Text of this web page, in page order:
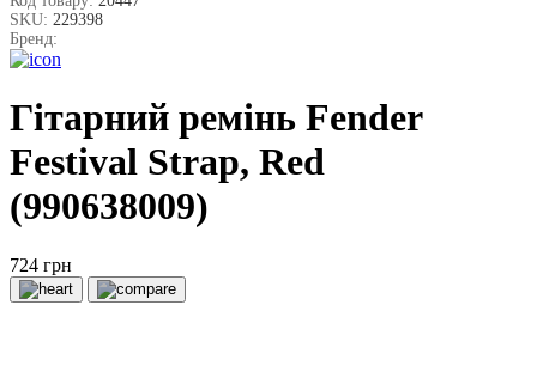
SKU: 229398
Бренд:
Гітарний ремінь Fender
Festival Strap, Red
(990638009)
724 грн